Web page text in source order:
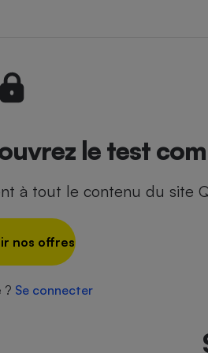
le test
à tout le contenu du site
nos offres
? Se connecter